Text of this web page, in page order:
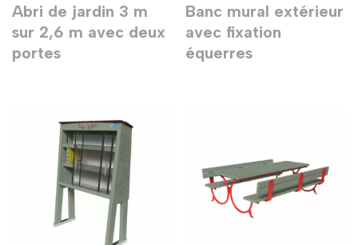
Abri de jardin 3 m
sur 2,6 m avec deux
portes
Banc mural extérieur
avec fixation
équerres